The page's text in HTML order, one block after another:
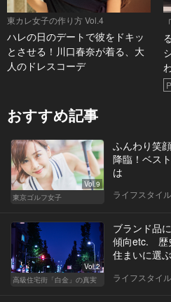
東カレ女子の作り方 Vol.4
ハレの日のデートで彼をドキッ
とさせる！川口春奈が着る、大
人のドレスコーデ
おすすめ記事
Vol.9
東京ゴルフ女子
ふんわり笑
降臨！ベス
は
ライフスタイル
Vol.2
高級住宅街「白金」の真実
ブランド品
傾向etc. 歴
住まいに選
ライフスタイル